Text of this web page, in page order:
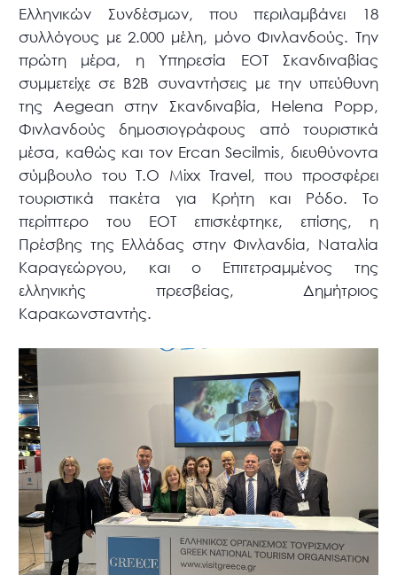
Ελληνικών Συνδέσμων, που περιλαμβάνει 18
συλλόγους με 2.000 μέλη, μόνο Φινλανδούς. Την
πρώτη μέρα, η Υπηρεσία ΕΟΤ Σκανδιναβίας
συμμετείχε σε Β2Β συναντήσεις με την υπεύθυνη
της Aegean στην Σκανδιναβία, Helena Popp,
Φινλανδούς δημοσιογράφους από τουριστικά
μέσα, καθώς και τον Ercan Secilmis, διευθύνοντα
σύμβουλο του Τ.Ο Mixx Travel, που προσφέρει
τουριστικά πακέτα για Κρήτη και Ρόδο. Το
περίπτερο του ΕΟΤ επισκέφτηκε, επίσης, η
Πρέσβης της Ελλάδας στην Φινλανδία, Ναταλία
Καραγεώργου, και ο Επιτετραμμένος της
ελληνικής πρεσβείας, Δημήτριος
Καρακωνσταντής.